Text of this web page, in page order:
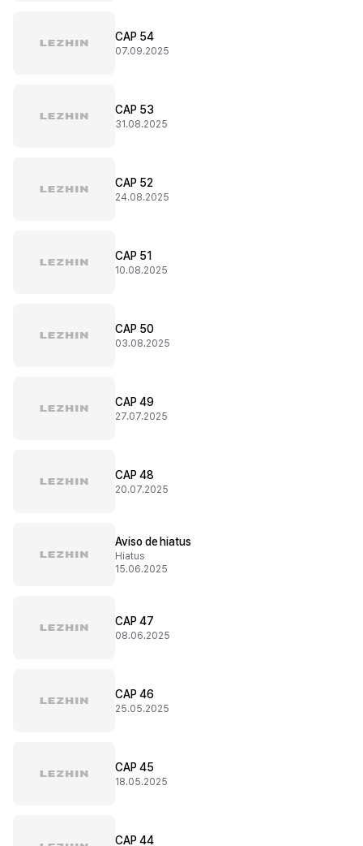
CAP 54
07.09.2025
CAP 53
31.08.2025
CAP 52
24.08.2025
CAP 51
10.08.2025
CAP 50
03.08.2025
CAP 49
27.07.2025
CAP 48
20.07.2025
Aviso de hiatus
Hiatus
15.06.2025
CAP 47
08.06.2025
CAP 46
25.05.2025
CAP 45
18.05.2025
CAP 44